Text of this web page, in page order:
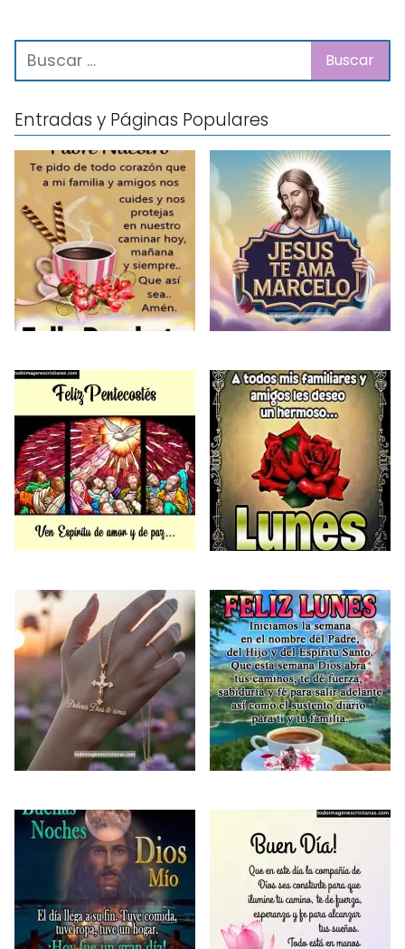
Entradas y Páginas Populares